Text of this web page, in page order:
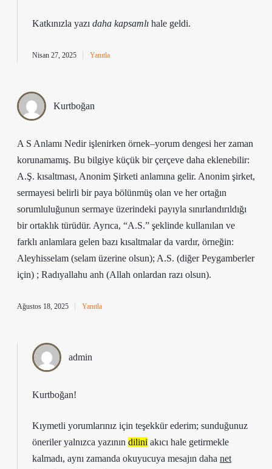
Katkınızla yazı daha kapsamlı hale geldi.
Nisan 27, 2025 Yanıtla
Kurtboğan
A S Anlamı Nedir işlenirken örnek–yorum dengesi her zaman
korunamamış. Bu bilgiye küçük bir çerçeve daha eklenebilir:
A.Ş. kısaltması, Anonim Şirketi anlamına gelir. Anonim şirket,
sermayesi belirli bir paya bölünmüş olan ve her ortağın
sorumluluğunun sermaye üzerindeki payıyla sınırlandırıldığı
bir ortaklık türüdür. Ayrıca, “A.S.” şeklinde kullanılan ve
farklı anlamlara gelen bazı kısaltmalar da vardır, örneğin:
Aleyhisselam (selam üzerine olsun); A.S. (diğer Peygamberler
için) ; Radıyallahu anh (Allah onlardan razı olsun).
Ağustos 18, 2025 Yanıtla
admin
Kurtboğan!
Kıymetli yorumlarınız için teşekkür ederim; sunduğunuz
öneriler yalnızca yazının dilini akıcı hale getirmekle
kalmadı, aynı zamanda okuyucuya mesajın daha net